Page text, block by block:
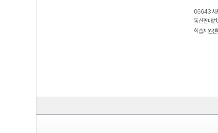
06643 서
통신판매
학습지원